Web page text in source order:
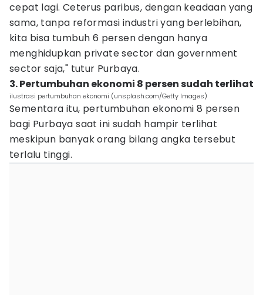
cepat lagi. Ceterus paribus, dengan keadaan yang
sama, tanpa reformasi industri yang berlebihan,
kita bisa tumbuh 6 persen dengan hanya
menghidupkan private sector dan government
sector saja," tutur Purbaya.
3. Pertumbuhan ekonomi 8 persen sudah terlihat
ilustrasi pertumbuhan ekonomi (unsplash.com/Getty Images)
Sementara itu, pertumbuhan ekonomi 8 persen
bagi Purbaya saat ini sudah hampir terlihat
meskipun banyak orang bilang angka tersebut
terlalu tinggi.